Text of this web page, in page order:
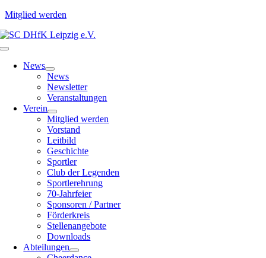
Mitglied werden
Zum
Inhalt
Toggle
NavigationNews
News
Newsletter
Veranstaltungen
Verein
Mitglied werden
Vorstand
Leitbild
Geschichte
Sportler
Club der Legenden
Sportlerehrung
70-Jahrfeier
Sponsoren / Partner
Förderkreis
Stellenangebote
Downloads
Abteilungen